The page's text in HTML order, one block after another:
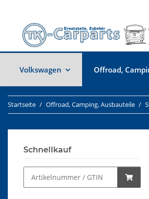
Volkswagen Offroad,
Startseite Offroad, Camping, Ausbauteile
Schnellkauf